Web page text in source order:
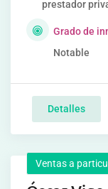
prestador
Grado de
Notable
Detalles
Ventas a